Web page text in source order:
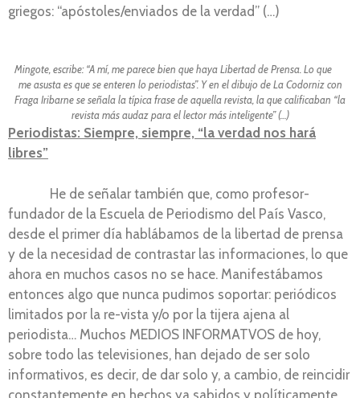
griegos: “apóstoles/enviados de la verdad” (…)
Mingote, escribe: “A mí, me parece bien que haya Libertad de Prensa. Lo que
me asusta es que se enteren lo periodistas”. Y en el dibujo de La Codorniz con
Fraga Iribarne se señala la típica frase de aquella revista, la que calificaban “la
revista más audaz para el lector más inteligente” (…)
Periodistas: Siempre, siempre, “la verdad nos hará
libres”
He de señalar también que, como profesor-
fundador de la Escuela de Periodismo del País Vasco,
desde el primer día hablábamos de la libertad de prensa
y de la necesidad de contrastar las informaciones, lo que
ahora en muchos casos no se hace. Manifestábamos
entonces algo que nunca pudimos soportar: periódicos
limitados por la re-vista y/o por la tijera ajena al
periodista… Muchos MEDIOS INFORMATVOS de hoy,
sobre todo las televisiones, han dejado de ser solo
informativos, es decir, de dar solo y, a cambio, de reincidir
constantemente en hechos ya sabidos y políticamente